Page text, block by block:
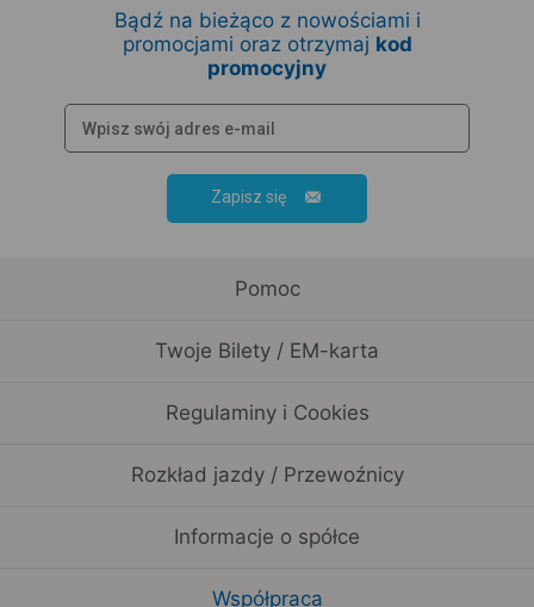
Bądź na bieżąco z nowościami i
promocjami oraz otrzymaj kod
promocyjny
Zapisz się
Pomoc
Twoje Bilety / EM-karta
Regulaminy i Cookies
Rozkład jazdy / Przewoźnicy
Informacje o spółce
Współpraca